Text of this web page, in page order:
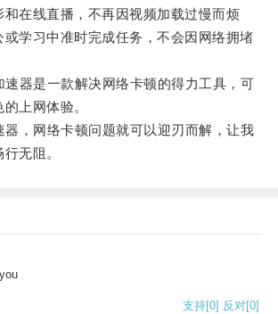
和在线直播，不再因视频加载过慢而烦
或学习中准时完成任务，不会因网络拥堵
器是一款解决网络卡顿的得力工具，可
上网体验。
，网络卡顿问题就可以迎刃而解，让我
无阻。
支持[0] 反对[0]